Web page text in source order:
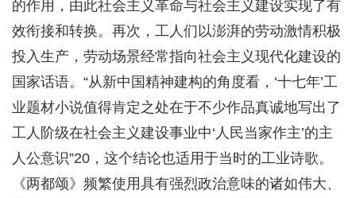
的作用，由此社会主义革命与社会主义建设实现了有
效衔接和转换。再次，工人们以澎湃的劳动激情积极
投入生产，劳动场景经常指向社会主义现代化建设的
国家话语。“从新中国精神建构的角度看，‘十七年’工
业题材小说值得肯定之处在于不少作品真诚地写出了
工人阶级在社会主义建设事业中‘人民当家作主’的主
人公意识”20，这个结论也适用于当时的工业诗歌。
《两都颂》频繁使用具有强烈政治意味的诸如伟大、